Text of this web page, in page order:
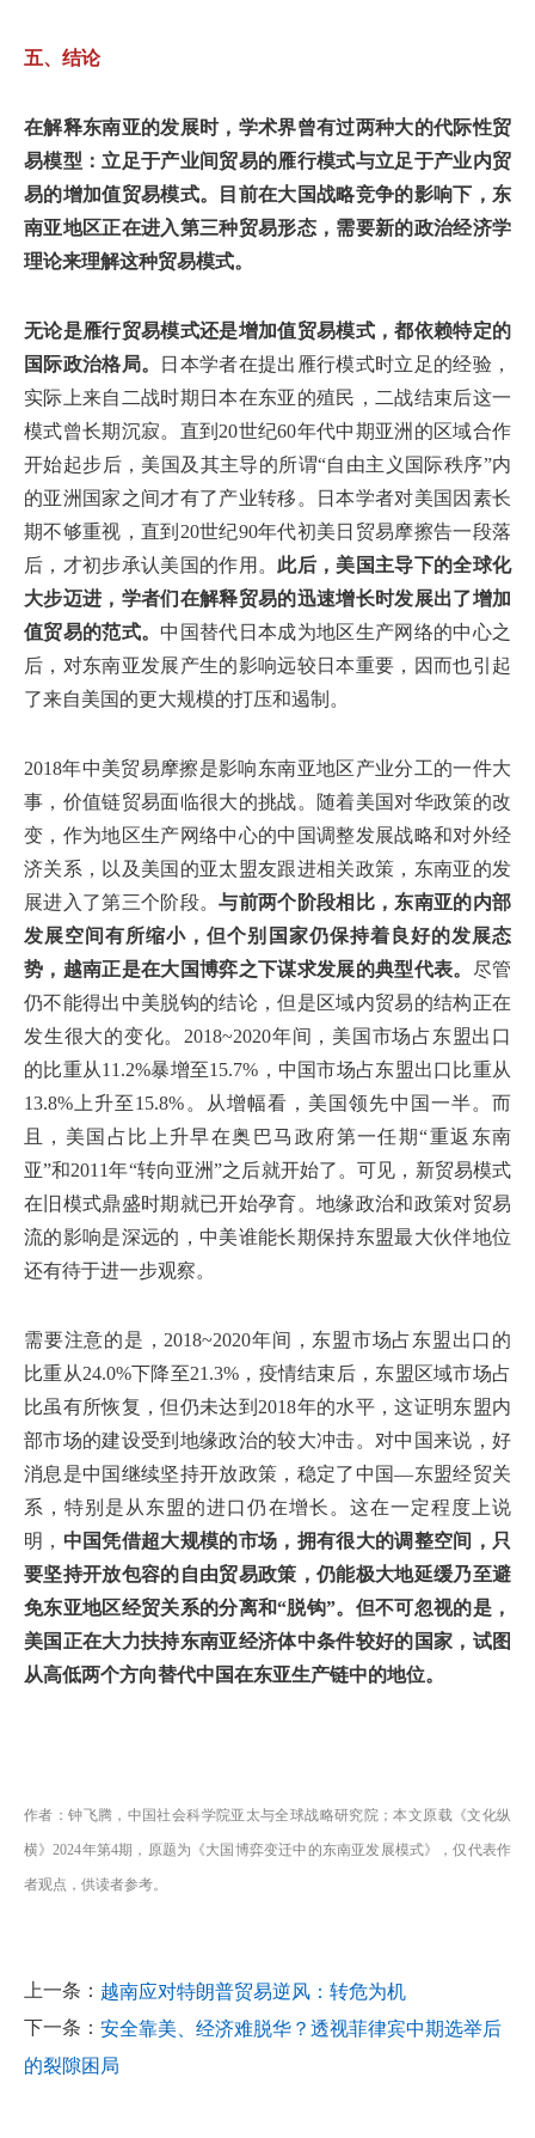
五、结论
在解释东南亚的发展时，学术界曾有过两种大的代际性贸
易模型：立足于产业间贸易的雁行模式与立足于产业内贸
易的增加值贸易模式。目前在大国战略竞争的影响下，东
南亚地区正在进入第三种贸易形态，需要新的政治经济学
理论来理解这种贸易模式。
无论是雁行贸易模式还是增加值贸易模式，都依赖特定的
国际政治格局。
日本学者在提出雁行模式时立足的经验，
实际上来自二战时期日本在东亚的殖民，二战结束后这一
模式曾长期沉寂。直到20世纪60年代中期亚洲的区域合作
开始起步后，美国及其主导的所谓“自由主义国际秩序”内
的亚洲国家之间才有了产业转移。日本学者对美国因素长
期不够重视，直到20世纪90年代初美日贸易摩擦告一段落
后，才初步承认美国的作用。 此后，美国主导下的全球化
大步迈进，学者们在解释贸易的迅速增长时发展出了增加
值贸易的范式。 中国替代日本成为地区生产网络的中心之
后，对东南亚发展产生的影响远较日本重要，因而也引起
了来自美国的更大规模的打压和遏制。
2018年中美贸易摩擦是影响东南亚地区产业分工的一件大
事，价值链贸易面临很大的挑战。随着美国对华政策的改
变，作为地区生产网络中心的中国调整发展战略和对外经
济关系，以及美国的亚太盟友跟进相关政策，东南亚的发
展进入了第三个阶段。与前两个阶段相比，东南亚的内部
发展空间有所缩小，但个别国家仍保持着良好的发展态
势，越南正是在大国博弈之下谋求发展的典型代表。 尽管
仍不能得出中美脱钩的结论，但是区域内贸易的结构正在
发生很大的变化。2018~2020年间，美国市场占东盟出口
的比重从11.2%暴增至15.7%，中国市场占东盟出口比重从
13.8%上升至15.8%。从增幅看，美国领先中国一半。而
且，美国占比上升早在奥巴马政府第一任期“重返东南
亚”和2011年“转向亚洲”之后就开始了。可见，新贸易模式
在旧模式鼎盛时期就已开始孕育。地缘政治和政策对贸易
流的影响是深远的，中美谁能长期保持东盟最大伙伴地位
还有待于进一步观察。
需要注意的是，2018~2020年间，东盟市场占东盟出口的
比重从24.0%下降至21.3%，疫情结束后，东盟区域市场占
比虽有所恢复，但仍未达到2018年的水平，这证明东盟内
部市场的建设受到地缘政治的较大冲击。对中国来说，好
消息是中国继续坚持开放政策，稳定了中国—东盟经贸关
系，特别是从东盟的进口仍在增长。这在一定程度上说
明， 中国凭借超大规模的市场，拥有很大的调整空间，只
要坚持开放包容的自由贸易政策，仍能极大地延缓乃至避
免东亚地区经贸关系的分离和“脱钩”。但不可忽视的是，
美国正在大力扶持东南亚经济体中条件较好的国家，试图
从高低两个方向替代中国在东亚生产链中的地位。
作者：钟飞腾，中国社会科学院亚太与全球战略研究院；本文原载《文化纵
横》2024年第4期，原题为《大国博弈变迁中的东南亚发展模式》，仅代表作
者观点，供读者参考。
上一条： 越南应对特朗普贸易逆风：转危为机
下一条： 安全靠美、经济难脱华？透视菲律宾中期选举后
的裂隙困局